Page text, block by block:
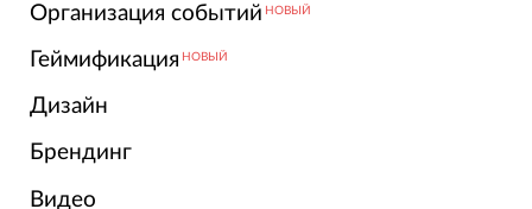
Организация событий НОВЫЙ
Геймификация НОВЫЙ
Дизайн
Брендинг
Видео